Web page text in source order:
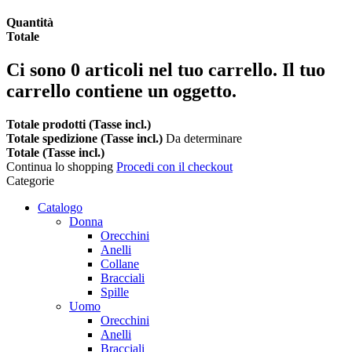
Quantità
Totale
Ci sono 0 articoli nel tuo carrello. Il tuo
carrello contiene un oggetto.
Totale prodotti (Tasse incl.)
Totale spedizione (Tasse incl.) Da determinare
Totale (Tasse incl.)
Continua lo shopping Procedi con il checkout
Categorie
Catalogo
Donna
Orecchini
Anelli
Collane
Bracciali
Spille
Uomo
Orecchini
Anelli
Bracciali